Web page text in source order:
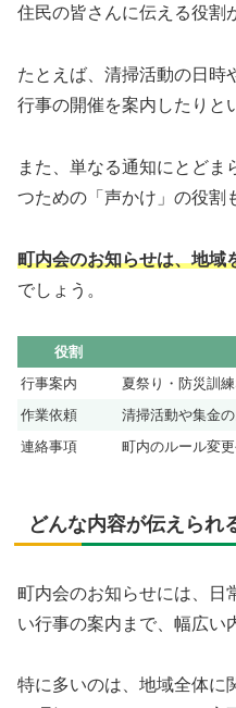
住民の皆さんに伝える役割
たとえば、清掃活動の日時
行事の開催を案内したりと
また、単なる通知にとどま
つための「声かけ」の役割
町内会のお知らせは、地域
でしょう。
役割
行事案内
夏祭り・防災訓
作業依頼
清掃活動や集金
連絡事項
町内のルール変
どんな内容が伝えられ
町内会のお知らせには、日
い行事の案内まで、幅広い
特に多いのは、地域全体に